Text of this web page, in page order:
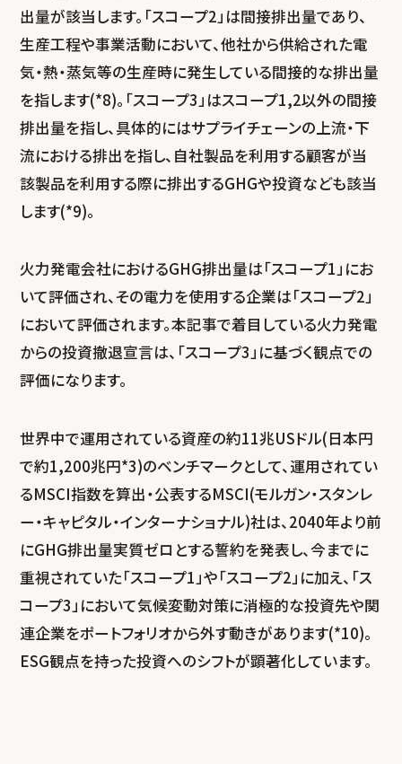
出量が該当します。「スコープ2」は間接排出量であり、
生産工程や事業活動において、他社から供給された電
気・熱・蒸気等の生産時に発生している間接的な排出量
を指します(*8)。「スコープ3」はスコープ1,2以外の間接
排出量を指し、具体的にはサプライチェーンの上流・下
流における排出を指し、自社製品を利用する顧客が当
該製品を利用する際に排出するGHGや投資なども該当
します(*9)。
火力発電会社におけるGHG排出量は「スコープ1」にお
いて評価され、その電力を使用する企業は「スコープ2」
において評価されます。本記事で着目している火力発電
からの投資撤退宣言は、「スコープ3」に基づく観点での
評価になります。
世界中で運用されている資産の約11兆USドル(日本円
で約1,200兆円*3)のベンチマークとして、運用されてい
るMSCI指数を算出・公表するMSCI(モルガン・スタンレ
ー・キャピタル・インターナショナル)社は、2040年より前
にGHG排出量実質ゼロとする誓約を発表し、今までに
重視されていた「スコープ1」や「スコープ2」に加え、「ス
コープ3」において気候変動対策に消極的な投資先や関
連企業をポートフォリオから外す動きがあります(*10)。
ESG観点を持った投資へのシフトが顕著化しています。